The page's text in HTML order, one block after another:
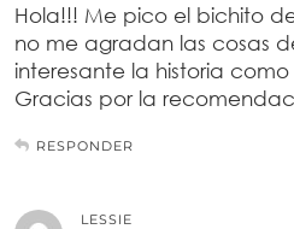
Hola!!! Me pico el bichito
no me agradan las cosas
interesante la historia
Gracias por la
RESPONDER
LESSIE